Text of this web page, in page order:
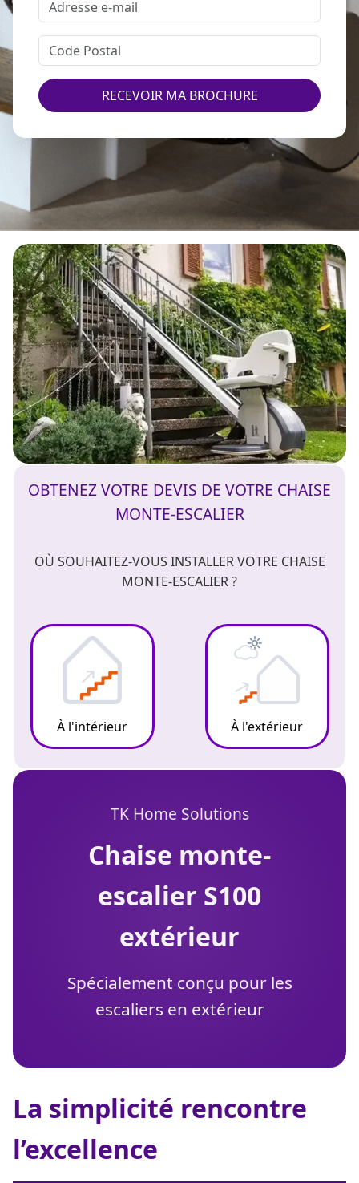
RECEVOIR MA BROCHURE
OBTENEZ VOTRE DEVIS DE VOTRE CHAISE
MONTE-ESCALIER
OÙ SOUHAITEZ-VOUS INSTALLER VOTRE CHAISE
MONTE-ESCALIER ?
À l'intérieur À l'extérieur
TK Home Solutions
chaise monte-
escalier S100
extérieur
Spécialement conçu pour les
escaliers en extérieur
La simplicité rencontre
l’excellence